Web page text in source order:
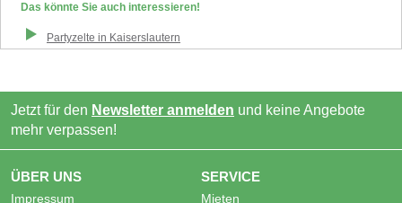
Das könnte Sie auch interessieren!
Partyzelte in Kaiserslautern
Jetzt für den Newsletter anmelden und keine Angebote
mehr verpassen!
ÜBER UNS
Impressum
SERVICE
Mieten